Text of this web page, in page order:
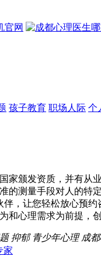
官网
孩子教育 职场人际 个
家颁发资质，并有从
的测量手段对人的特
伴，让您轻松放心预约
和心理需求为前提，
抑郁 青少年心理 成
家